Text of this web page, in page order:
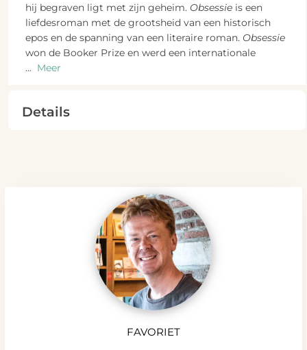
hij begraven ligt met zijn geheim. Obsessieis een
liefdesroman met de grootsheid van een historisch
epos en de spanning van een literaire roman. Obsessie
won de Booker Prize en werd een internationale
... Meer
Details
FAVORIET